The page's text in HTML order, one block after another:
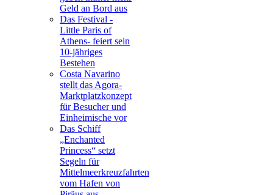
Geld an Bord aus
Das Festival -
Little Paris of
Athens- feiert sein
10-jähriges
Bestehen
Costa Navarino
stellt das Agora-
Marktplatzkonzept
für Besucher und
Einheimische vor
Das Schiff
„Enchanted
Princess“ setzt
Segeln für
Mittelmeerkreuzfahrten
vom Hafen von